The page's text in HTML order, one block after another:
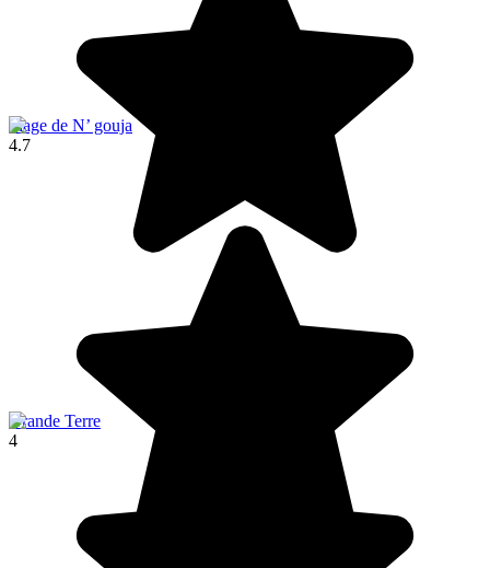
Plage de N’ gouja
4.7
Grande Terre
4